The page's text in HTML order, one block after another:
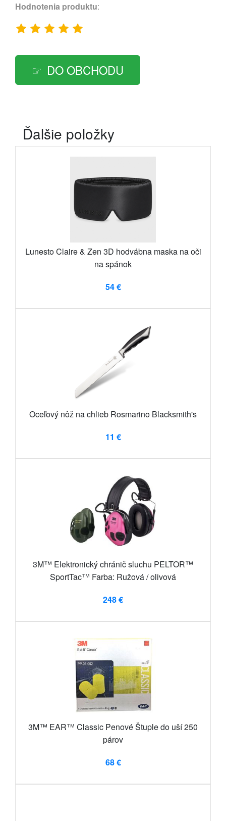
Hodnotenia produktu:
DO OBCHODU
Ďalšie položky
Lunesto Claire & Zen 3D hodvábna maska ​​na oči
na spánok
54 €
Oceľový nôž na chlieb Rosmarino Blacksmith's
11 €
3M™ Elektronický chránič sluchu PELTOR™
SportTac™ Farba: Ružová / olivová
248 €
3M™ EAR™ Classic Penové Štuple do uší 250
párov
68 €